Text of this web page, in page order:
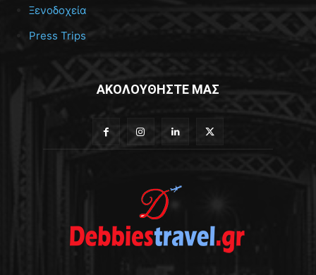
Ξενοδοχεία
Press Trips
ΑΚΟΛΟΥΘΗΣΤΕ ΜΑΣ